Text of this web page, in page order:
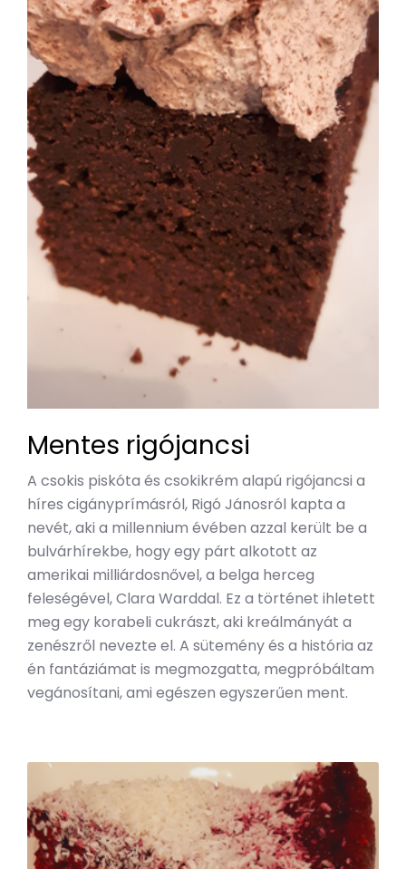
Mentes rigójancsi
A csokis piskóta és csokikrém alapú rigójancsi a
híres cigányprímásról, Rigó Jánosról kapta a
nevét, aki a millennium évében azzal került be a
bulvárhírekbe, hogy egy párt alkotott az
amerikai milliárdosnővel, a belga herceg
feleségével, Clara Warddal. Ez a történet ihletett
meg egy korabeli cukrászt, aki kreálmányát a
zenészről nevezte el. A sütemény és a história az
én fantáziámat is megmozgatta, megpróbáltam
vegánosítani, ami egészen egyszerűen ment.